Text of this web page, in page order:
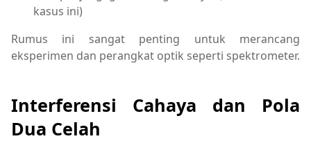
kasus ini)
Rumus ini sangat penting untuk merancang
eksperimen dan perangkat optik seperti spektrometer.
Interferensi Cahaya dan Pola
Dua Celah